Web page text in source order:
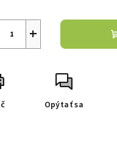
+
Opýtať sa